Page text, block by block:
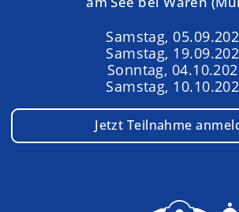
Samstag,
Samstag,
Sonntag,
Samstag,
Jetzt Teilnahme